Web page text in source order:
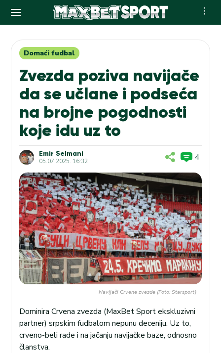
contentDomaći fudbal
Zvezda poziva navijače
da se učlane i podseća
na brojne pogodnosti
koje idu uz to
Emir Selmani
05.07.2025. 16:32 4
Navijači Crvene zvezde (Foto: Starsport)
Dominira Crvena zvezda (MaxBet Sport ekskluzivni
partner) srpskim fudbalom nepunu deceniju. Uz to,
crveno-beli rade i na jačanju navijačke baze, odnosno
članstva.